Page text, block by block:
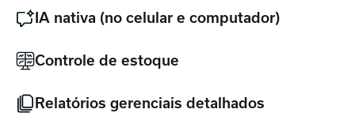
IA nativa (no celular e computador)
Controle de estoque
Relatórios gerenciais detalhados